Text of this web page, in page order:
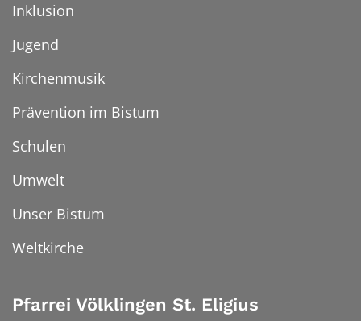
Inklusion
Jugend
Kirchenmusik
Prävention im Bistum
Schulen
Umwelt
Unser Bistum
Weltkirche
Pfarrei Völklingen St. Eligius